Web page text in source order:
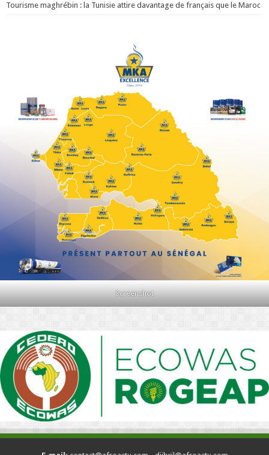
Tourisme maghrébin : la Tunisie attire davantage de français que le Maroc
Screenshot